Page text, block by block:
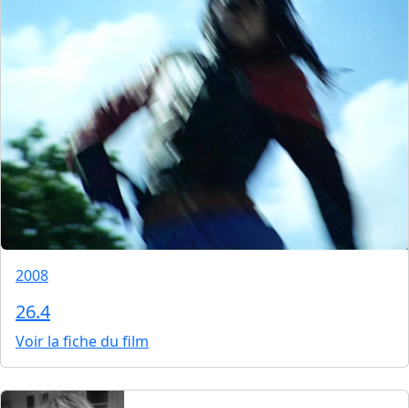
2008
26.4
Voir la fiche du film